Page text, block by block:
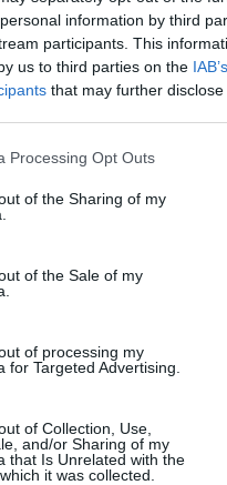
information by third
participants. This
us to third parties on the
that may further
Processing Opt Outs
of the Sharing of my
of the Sale of my
of processing my
for Targeted Advertising.
of Collection, Use,
and/or Sharing of my
that Is Unrelated with the
it was collected.
Góis entrega Kits
às famílias no
em
de Oliveira
a oferecer